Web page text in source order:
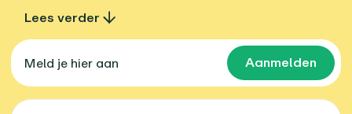
Lees verder
Meld je hier aan Aanmelden